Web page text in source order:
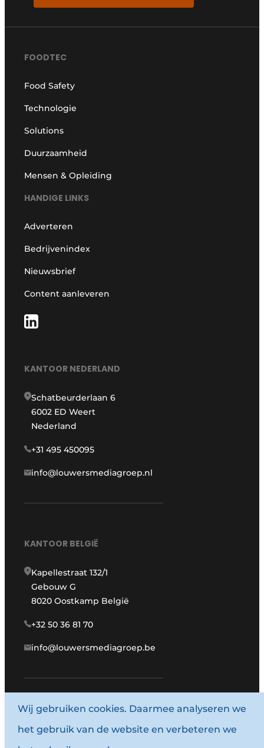
FOODTEC
Food Safety
Technologie
Solutions
Duurzaamheid
Mensen & Opleiding
HANDIGE LINKS
Adverteren
Bedrijvenindex
Nieuwsbrief
Content aanleveren
KANTOOR NEDERLAND
Schatbeurderlaan 6
6002 ED Weert
Nederland
+31 495 450095
info@louwersmediagroep.nl
KANTOOR BELGIË
Kapellestraat 132/1
Gebouw G
8020 Oostkamp België
+32 50 36 81 70
info@louwersmediagroep.be
www.louwersmediagroep.com
© 1987 - 2026 Louwersmediagroep.
Wij gebruiken cookies. Daarmee analyseren we
het gebruik van de website en verbeteren we